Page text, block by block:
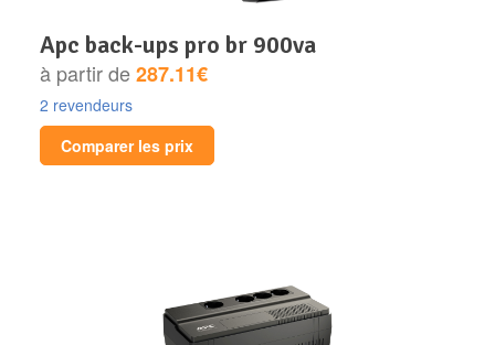
apc back-ups pro br 900va
à partir de287.11€
2 revendeurs
Comparer les prix